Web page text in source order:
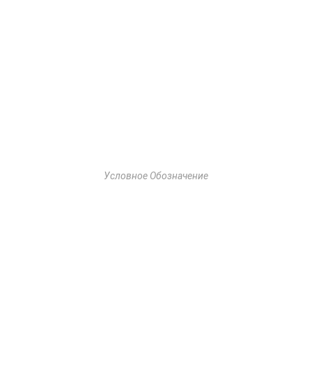
Условное Обозначение